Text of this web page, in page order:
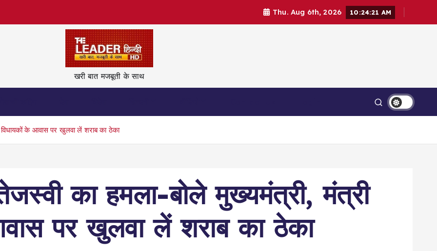
Thu. Aug 6th, 2026 10:24:22 AM
खरी बात मजबूती के साथ
के आवास पर खुलवा लें शराब का ठेका
का हमला-बोले मुख्यमंत्री, मंत्री
पर खुलवा लें शराब का ठेका